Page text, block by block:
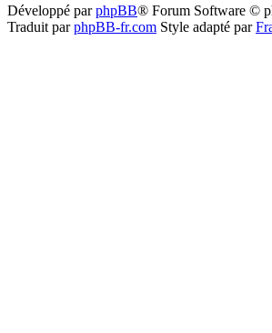
Développé parphpBB® Forum Software ©
Traduit parphpBB-fr.com Style adapté par